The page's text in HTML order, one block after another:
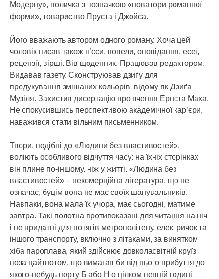
Модерну», поличка з позначкою «новатори романної
форми», товариство Пруста і Джойса.
Його вважають автором одного роману. Хоча цей
чоловік писав також п’єси, новели, оповідання, есеї,
рецензії, вірші. Вів щоденник. Працював редактором.
Видавав газету. Сконструював дзиґу для
продукування змішаних кольорів, відому як Дзиґа
Музіля. Захистив дисертацію про вчення Ернста Маха.
Не спокусившись перспективою академічної кар’єри,
наважився стати вільним письменником.
Твори, подібні до «Людини без властивостей»,
воліють особливого відчуття часу: на їхніх сторінках
він плине по-іншому, ніж у житті. «Людина без
властивостей» – некомерційна література, що не
означає, буцім вона не має своїх шанувальників.
Навпаки, вона мала їх учора, має сьогодні, матиме
завтра. Такі полотна протипоказані для читання на ніч
і не придатні для потягів метрополітену, електричок та
іншого транспорту, включно з літаками, за винятком
хіба пароплава, який здійснює довколасвітній круїз,
поза цайтнотом, що вимагав би від нього прибуття до
якого-небудь порту Б або Н о цілком певній годині